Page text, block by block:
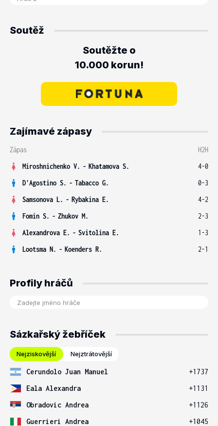
Soutěž
Soutěžte o
10.000 korun!
Zajímavé zápasy
Zápas
H2H
Miroshnichenko V. - Khatamova S.
4-0
D'Agostino S. - Tabacco G.
0-3
Samsonova L. - Rybakina E.
4-2
Fomin S. - Zhukov M.
2-3
Alexandrova E. - Svitolina E.
1-3
Lootsma N. - Koenders R. 2-1
Profily hráčů
Sázkařský žebříček
Nejziskovější Nejztrátovější
Cerundolo Juan Manuel
+1737
Eala Alexandra
+1131
Obradovic Andrea
+1126
Guerrieri Andrea
+1045